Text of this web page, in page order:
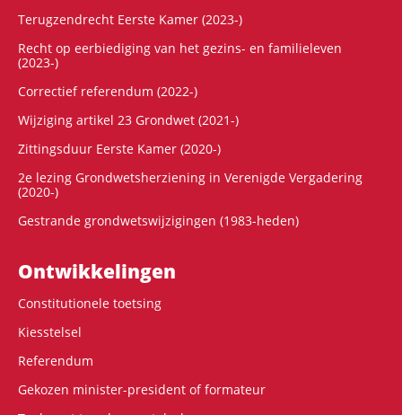
Terugzendrecht Eerste Kamer (2023-)
Recht op eerbiediging van het gezins- en familieleven
(2023-)
Correctief referendum (2022-)
Wijziging artikel 23 Grondwet (2021-)
Zittingsduur Eerste Kamer (2020-)
2e lezing Grondwetsherziening in Verenigde Vergadering
(2020-)
Gestrande grondwetswijzigingen (1983-heden)
Ontwikke­lingen
Constitutionele toetsing
Kiesstelsel
Referendum
Gekozen minister-president of formateur